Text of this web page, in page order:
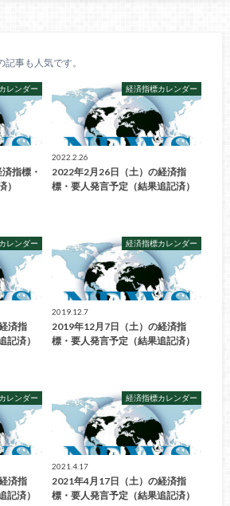
記事も人気です。
レンダー
指標・
）
経済指標カレンダー
2022.2.26
2022年2月26日（土）の経済指
標・要人発言予定（結果追記済）
レンダー
済指
記済）
経済指標カレンダー
2019.12.7
2019年12月7日（土）の経済指
標・要人発言予定（結果追記済）
レンダー
済指
記済）
経済指標カレンダー
2021.4.17
2021年4月17日（土）の経済指
標・要人発言予定（結果追記済）